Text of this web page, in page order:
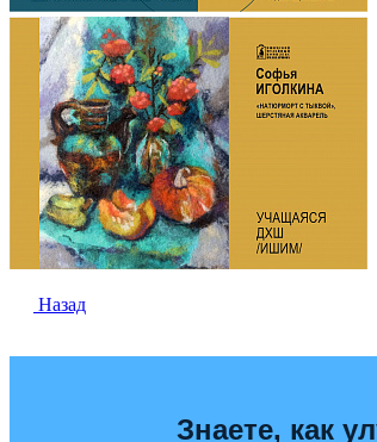
Назад
Знаете, как